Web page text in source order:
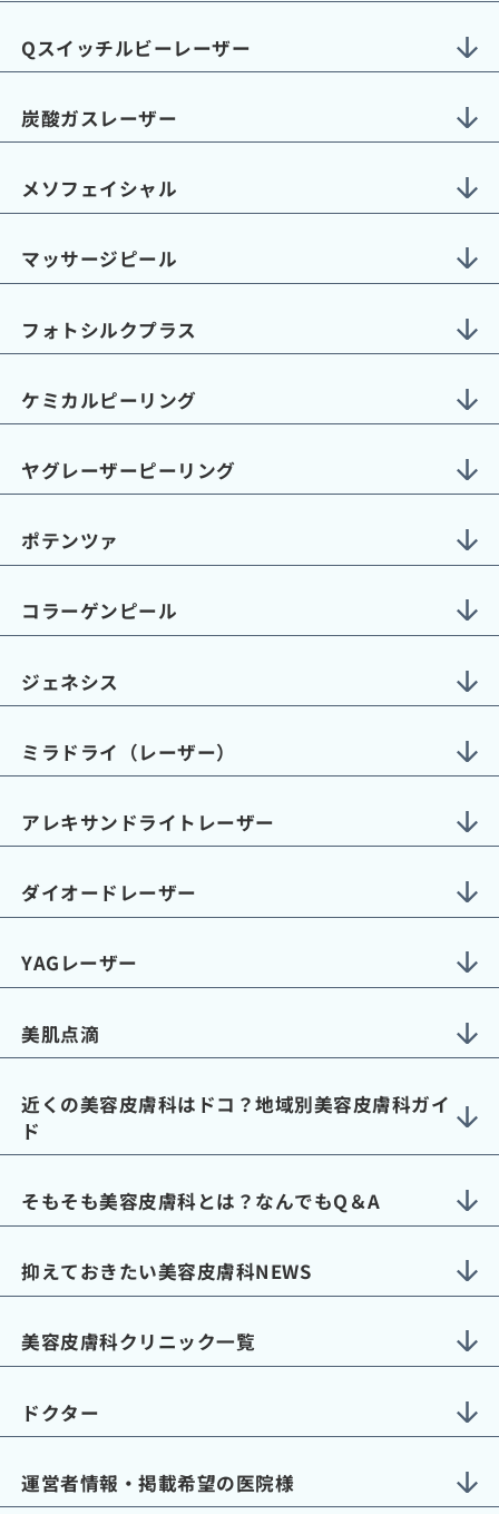
Qスイッチルビーレーザー
炭酸ガスレーザー
メソフェイシャル
マッサージピール
フォトシルクプラス
ケミカルピーリング
ヤグレーザーピーリング
ポテンツァ
コラーゲンピール
ジェネシス
ミラドライ（レーザー）
アレキサンドライトレーザー
ダイオードレーザー
YAGレーザー
美肌点滴
近くの美容皮膚科はドコ？地域別美容皮膚科ガイ
ド
そもそも美容皮膚科とは？なんでもQ＆A
抑えておきたい美容皮膚科NEWS
美容皮膚科クリニック一覧
ドクター
運営者情報・掲載希望の医院様